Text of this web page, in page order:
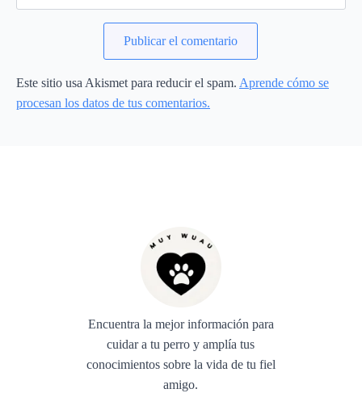
Este sitio usa Akismet para reducir el spam. Aprende cómo se
procesan los datos de tus comentarios.
Encuentra la mejor información para
cuidar a tu perro y amplía tus
conocimientos sobre la vida de tu fiel
amigo.